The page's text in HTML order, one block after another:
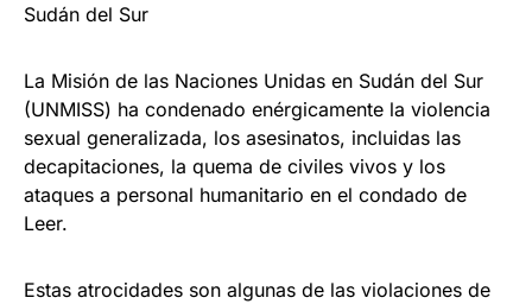
Sudán del Sur
La Misión de las Naciones Unidas en Sudán del Sur
(UNMISS) ha condenado enérgicamente la violencia
sexual generalizada, los asesinatos, incluidas las
decapitaciones, la quema de civiles vivos y los
ataques a personal humanitario en el condado de
Leer.
Estas atrocidades son algunas de las violaciones de